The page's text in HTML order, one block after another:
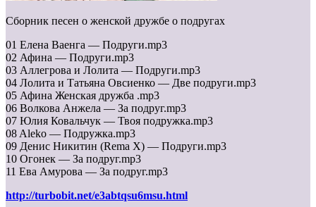
Сборник песен о женской дружбе о подругах
01 Елена Ваенга — Подруги.mp3
02 Афина — Подруги.mp3
03 Аллегрова и Лолита — Подруги.mp3
04 Лолита и Татьяна Овсиенко — Две подруги.mp3
05 Афина Женская дружба .mp3
06 Волкова Анжела — За подруг.mp3
07 Юлия Ковальчук — Твоя подружка.mp3
08 Aleko — Подружка.mp3
09 Денис Никитин (Rema X) — Подруги.mp3
10 Огонек — За подруг.mp3
11 Ева Амурова — За подруг.mp3
http://turbobit.net/e3abtqsu6msu.html